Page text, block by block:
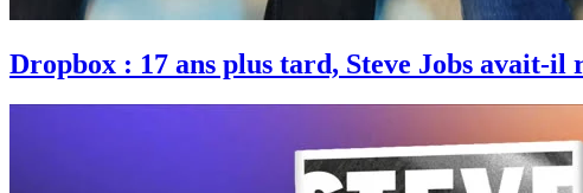
Dropbox : 17 ans plus tard, Steve Jobs avait-il